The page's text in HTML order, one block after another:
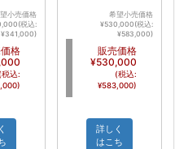
小売価格
税込:
¥341,000)
格
(税込:
希望小売価格
¥530,000(税込:
¥583,000)
販売価格
¥530,000
(税込:
¥583,000)
詳しく
はこち